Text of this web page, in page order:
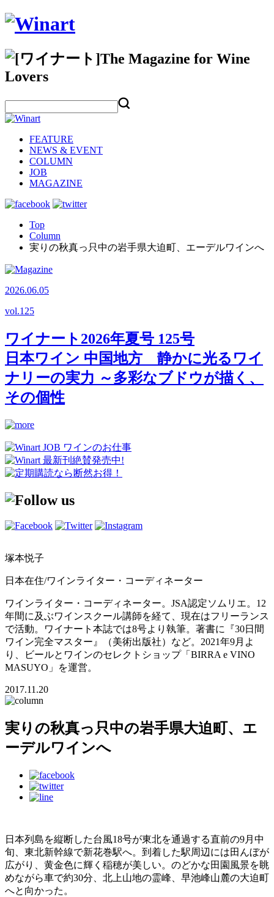
FEATURE
NEWS & EVENT
COLUMN
JOB
MAGAZINE
Top
Column
実りの秋真っ只中の岩手県大迫町、エーデルワインへ
2026.06.05
vol.125
ワイナート2026年夏号 125号
日本ワイン 中国地方 静かに光るワイ
ナリーの実力 ～多彩なブドウが描く、
その個性
塚本悦子
日本在住/ワインライター・コーディネーター
ワインライター・コーディネーター。JSA認定ソムリエ。12
年間に及ぶワインスクール講師を経て、現在はフリーランス
で活動。ワイナート本誌では8号より執筆。著書に『30日間
ワイン完全マスター』（美術出版社）など。2021年9月よ
り、ビールとワインのセレクトショップ「BIRRA e VINO
MASUYO」を運営。
2017.11.20
実りの秋真っ只中の岩手県大迫町、エ
ーデルワインへ
日本列島を縦断した台風18号が東北を通過する直前の9月中
旬、東北新幹線で新花巻駅へ。到着した駅周辺には田んぼが
広がり、黄金色に輝く稲穂が美しい。のどかな田園風景を眺
めながら車で約30分、北上山地の霊峰、早池峰山麓の大迫町
へと向かった。